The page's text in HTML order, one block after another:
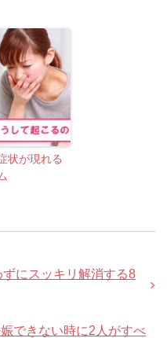
状が現れる
にスッキリ解消する8
できない時に2人がすべ